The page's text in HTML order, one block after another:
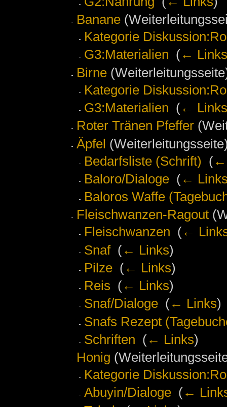
Banane
Kategorie
G3:Materialien (← Links
Birne
Kategorie
G3:Materialien (← Links
Roter Tränen Pfeffer
Äpfel
Bedarfsliste (Schrift)
(←
Baloro/Dialoge‎ (←
Baloros Waffe
Fleischwanzen-Ragout
Fleischwanzen (←
Snaf‎ (← Links)
Pilze‎ (← Links)
Reis (← Links)
Snaf/Dialoge‎ (← Links)
Snafs Rezept
Schriften (← Links)
Honig
Kategorie
Abuyin/Dialoge‎ (←